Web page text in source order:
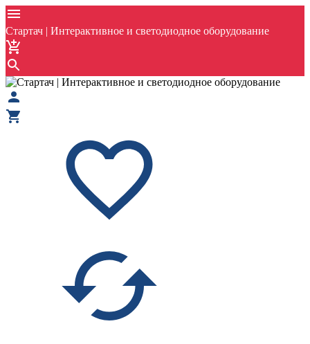
Стартач | Интерактивное и светодиодное оборудование